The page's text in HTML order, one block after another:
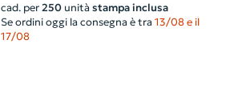
cad. per 250unità stampa inclusa
Se ordini oggi la consegna è tra 13/08 e il
17/08